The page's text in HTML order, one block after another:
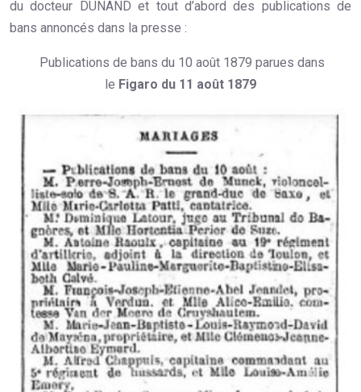
du docteur DUNAND et tout d’abord des publications de
bans annoncés dans la presse :
Publications de bans du 10 août 1879 parues dans
le Figaro du 11 août 1879